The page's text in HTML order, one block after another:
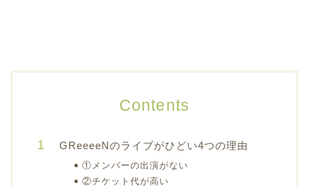
Contents
GReeeeNのライブがひどい4つの理由
①メンバーの出演がない
②チケット代が高い